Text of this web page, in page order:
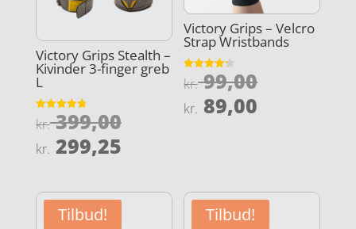
Victory Grips Stealth –
Kivinder 3-finger greb
L
Vurderet
4.8
kr.399,00Den
oprindelige
kr. 399,00.
kr. 299,25Den
pris
er:
Victory Grips – Velcro
Strap Wristbands
Vurderet
4.2
kr.99,00Den
kr. 89,00
kr. 89,00.
Tilbud! Tilbud!